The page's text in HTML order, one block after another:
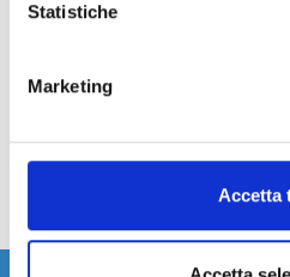
Statistiche
Marketing
Accetta
Acconsento al trattamento
Campi obbligatori